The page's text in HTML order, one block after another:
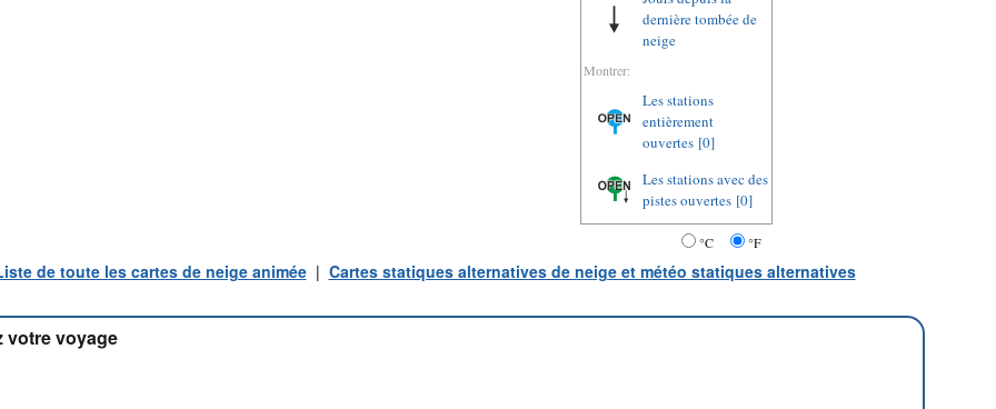
dernière tombée de
neige
Montrer:
Les stations
entièrement
ouvertes [0]
Les stations avec des
pistes ouvertes [0]
°C °F
de toute les cartes de neige animée| Cartes statiques alternatives de neige et météo statiques alternatives
votre voyage